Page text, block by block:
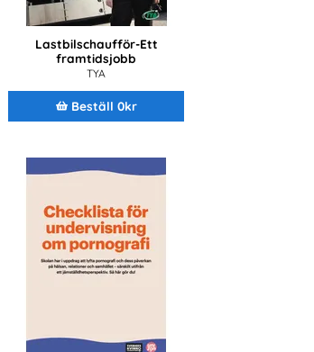
Lastbilschaufför-Ett
framtidsjobb
TYA
Beställ 0kr